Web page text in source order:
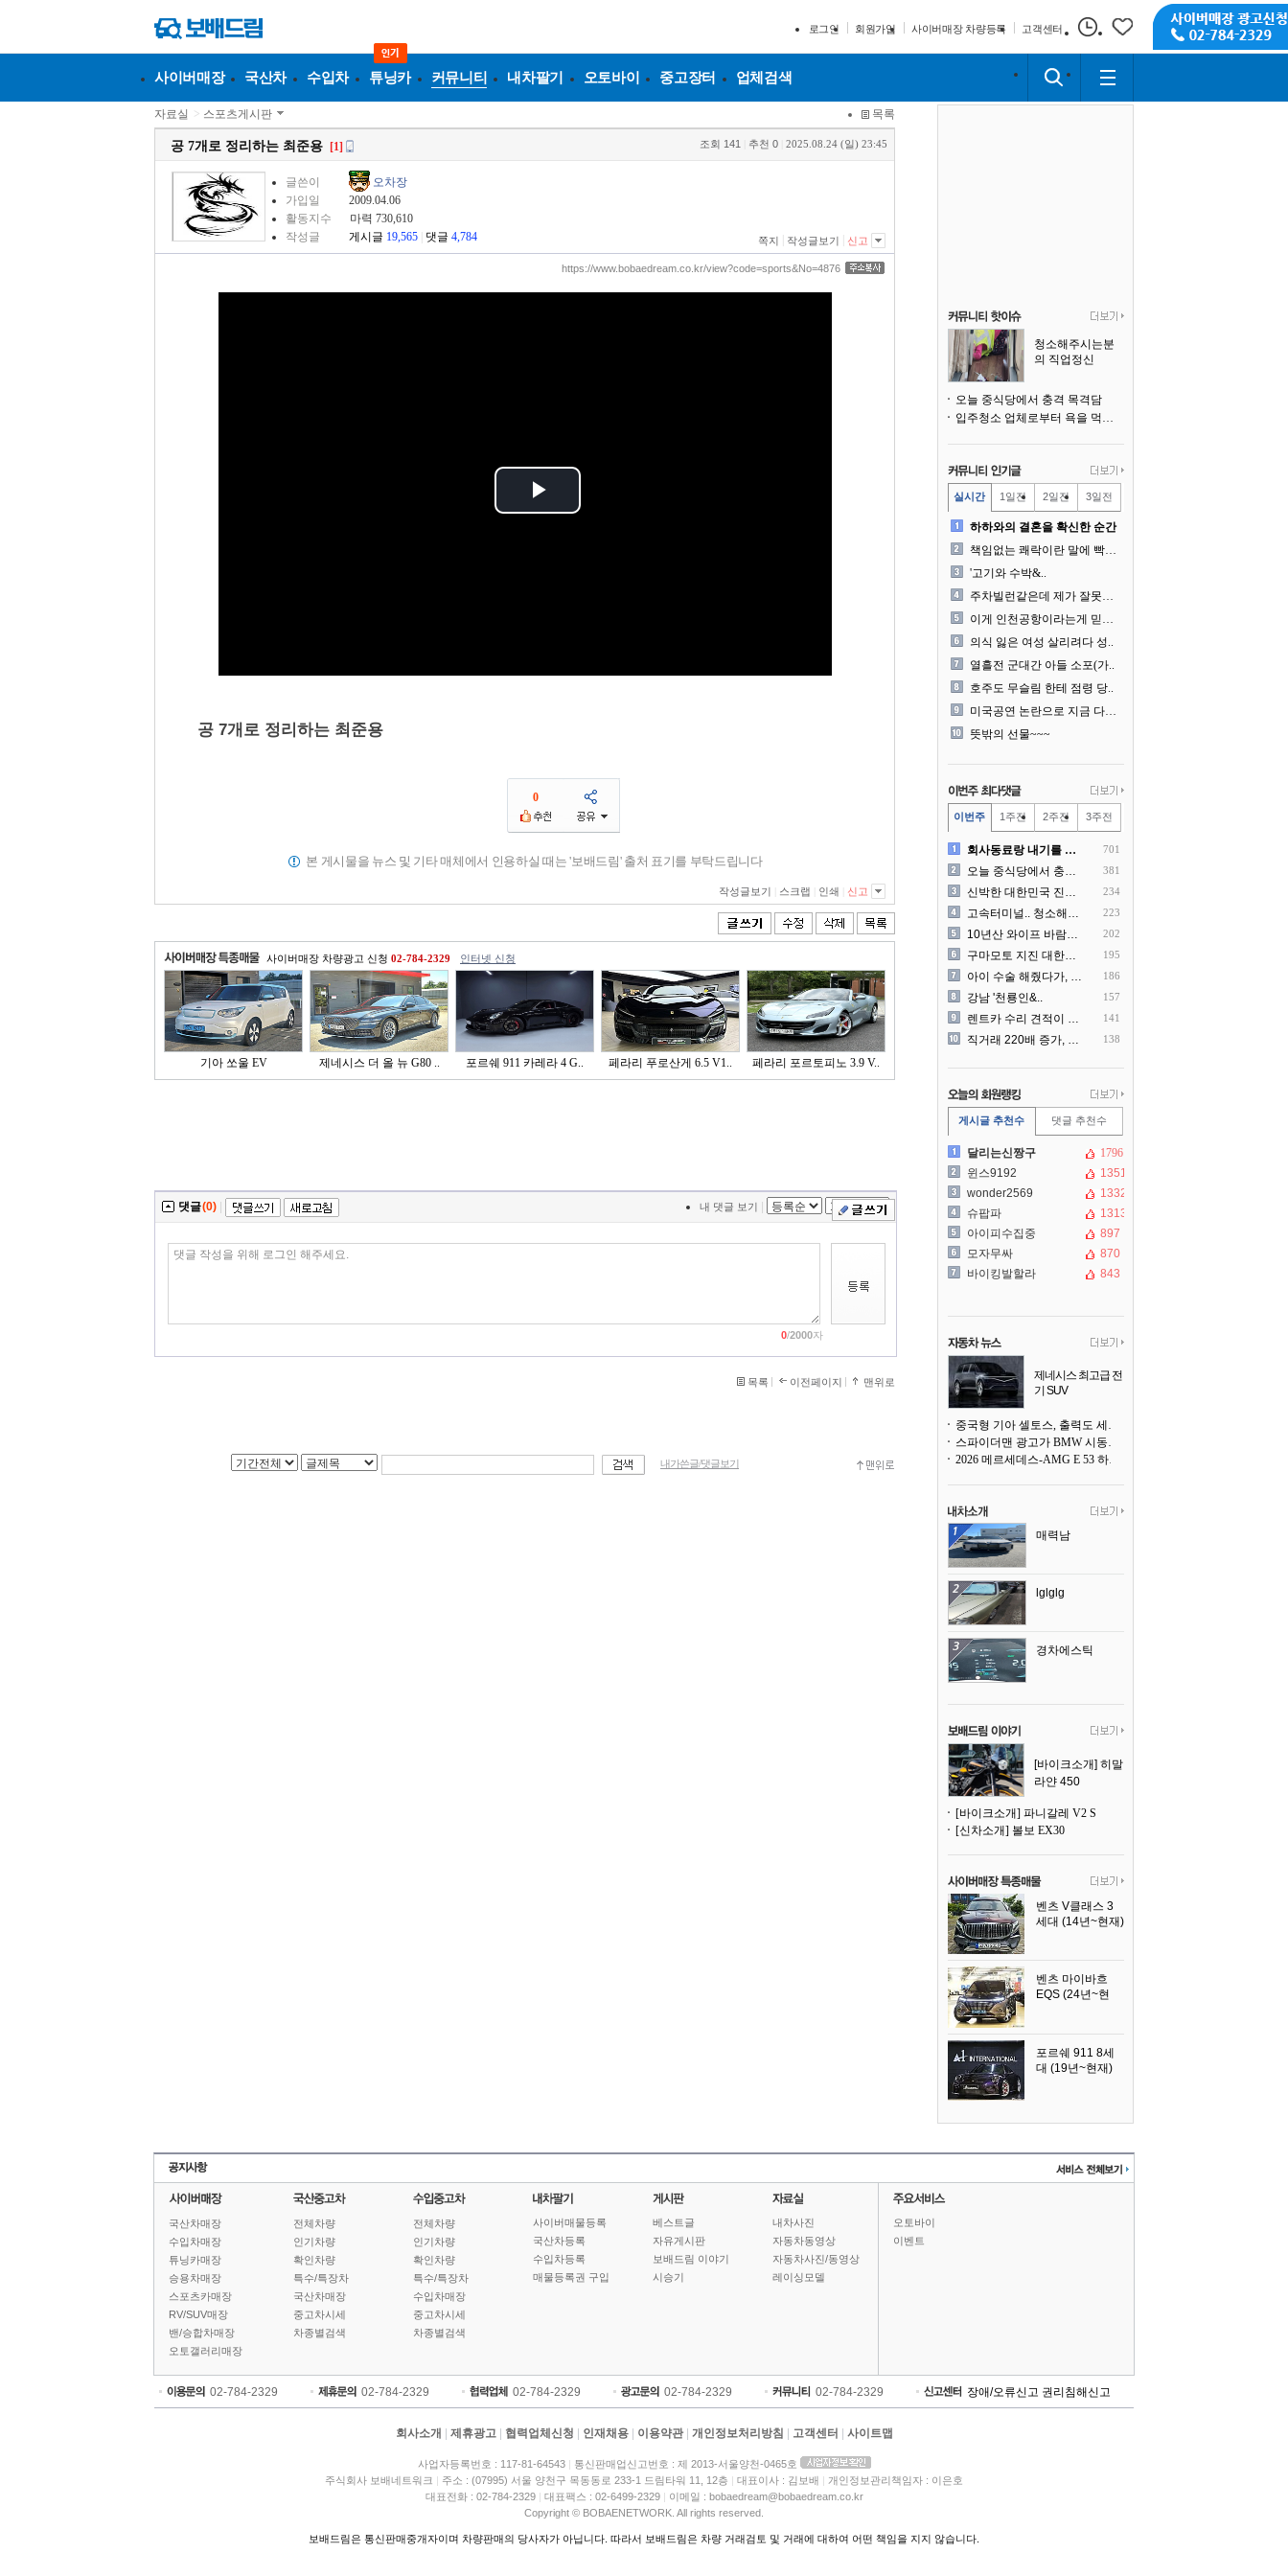
로그인 회원가입 사이버매장 차량등록 고객센터
사이버매장 국산차 수입차 튜닝카 커뮤니티 내차팔기 오토바이 중고장터 업체검색
자료실 > 스포츠게시판 목록
공 7개로 정리하는 최준용 [1] 조회 141 추천 0 2025.08.24 (일) 23:45
글쓴이
오차장
가입일
2009.04.06
활동지수
마력 730,610
작성글
게시글 19,565 댓글 4,784 쪽지 작성글보기 신고
https://www.bobaedream.co.kr/view?code=sports&No=4876
Play
공 7개로 정리하는 최준용
0
본 게시물을 뉴스 및 기타 매체에서 인용하실 때는 '보배드림' 출처 표기를 부탁드립니다
작성글보기 스크랩 인쇄 신고
사이버매장 차량광고 신청 02-784-2329 인터넷 신청
기아 쏘울 EV 제네시스 더 올 뉴 G80 .. 포르쉐 911 카레라 4 G.. 페라리 푸로산게 6.5 V1.. 페라리 포르토피노 3.9 V..
댓글(0) 내 댓글 보기
0/2000자
목록 이전페이지 맨위로
내가쓴글/댓글보기
청소해주시는분
의 직업정신
오늘 중식당에서 충격 목격담
입주청소 업체로부터 욕을 먹고 있습니다
실시간 1일전 2일전 3일전
하하와의 결혼을 확신한 순간
책임없는 쾌락이란 말에 빡친..
'고기와 수박&..
주차빌런같은데 제가 잘못한건..
이게 인천공항이라는게 믿겨지..
의식 잃은 여성 살리려다 성..
열흘전 군대간 아들 소포(가..
호주도 무슬림 한테 점령 당..
미국공연 논란으로 지금 다시..
뜻밖의 선물~~~
이번주 1주전 2주전 3주전
회사동료랑 내기를 했습니다 701
오늘 중식당에서 충격 목격담 381
신박한 대한민국 진상 근황 234
고속터미널.. 청소해주시는.. 223
10년산 와이프 바람나서 이.. 202
구마모토 지진 대한항공 생수.. 195
아이 수술 해줬다가, 부모에.. 186
강남 '천룡인&.. 157
렌트카 수리 견적이 과한 것.. 141
직거래 220배 증가, 공인.. 138
게시글 추천수 댓글 추천수
달리는신짱구
1796
윈스9192
1351
wonder2569
1332
슈팝파
1313
아이피수집중
897
모자무싸
870
바이킹발할라
843
제네시스 최고급 전
기 SUV
중국형 기아 셀토스, 출력도 세지고 27인치 초대형 디스플레이까지
스파이더맨 광고가 BMW 시동화면을 점령하다, 오너들은 불만
2026 메르세데스-AMG E 53 하이브리드 왜건 시승기
매력남
lglglg
경차에스틱
[바이크소개] 히말
라얀 450
[바이크소개] 파니갈레 V2 S
[신차소개] 볼보 EX30
벤츠 V클래스 3
세대 (14년~현재)
벤츠 마이바흐
EQS (24년~현
포르쉐 911 8세
대 (19년~현재)
국산차매장
수입차매장
튜닝카매장
승용차매장
스포츠카매장
RV/SUV매장
밴/승합차매장
오토갤러리매장
전체차량
인기차량
확인차량
특수/특장차
국산차매장
중고차시세
차종별검색
전체차량
인기차량
확인차량
특수/특장차
수입차매장
중고차시세
차종별검색
사이버매물등록
국산차등록
수입차등록
매물등록권 구입
베스트글
자유게시판
보배드림 이야기
시승기
내차사진
자동차동영상
자동차사진/동영상
레이싱모델
오토바이
이벤트
02-784-2329 02-784-2329 02-784-2329 02-784-2329 02-784-2329 장애/오류신고 권리침해신고
회사소개 제휴광고 협력업체신청 인재채용 이용약관 개인정보처리방침 고객센터 사이트맵
사업자등록번호 : 117-81-64543
통신판매업신고번호 : 제 2013-서울양천-0465호
주식회사 보배네트워크
주소 : (07995) 서울 양천구 목동동로 233-1 드림타워 11, 12층 대표이사 : 김보배
개인정보관리책임자 : 이은호
대표전화 : 02-784-2329
대표팩스 : 02-6499-2329
이메일 : bobaedream@bobaedream.co.kr
Copyright © BOBAENETWORK. All rights reserved.
보배드림은 통신판매중개자이며 차량판매의 당사자가 아닙니다. 따라서 보배드림은 차량 거래검토 및 거래에 대하여 어떤 책임을 지지 않습니다.